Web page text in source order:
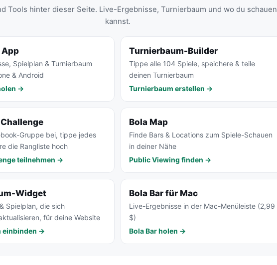
Tools hinter dieser Seite. Live-Ergebnisse, Turnierbaum und wo du schauen
kannst.
App
Spielplan & Turnierbaum
& Android
→
Turnierbaum-Builder
Tippe alle 104 Spiele, speichere & teile
deinen Turnierbaum
Turnierbaum erstellen →
Gruppe bei, tippe jedes
die Rangliste hoch
teilnehmen →
Bola Map
Finde Bars & Locations zum Spiele-Schauen
in deiner Nähe
Public Viewing finden →
Widget
Spielplan, die sich
für deine Website
einbinden →
Bola Bar für Mac
Live-Ergebnisse in der Mac-Menüleiste (2,99
$)
Bola Bar holen →